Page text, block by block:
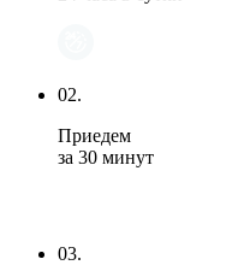
02.
Приедем
за 30 минут
03.